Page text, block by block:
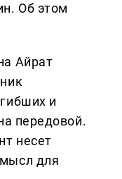
Об этом
Айрат
и
передовой.
несет
для